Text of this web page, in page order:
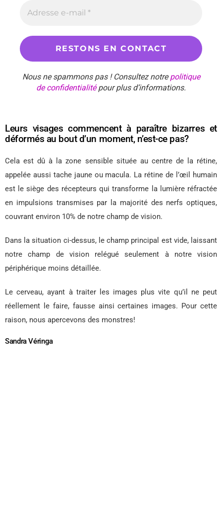
Nous ne spammons pas ! Consultez notrepolitique
de confidentialitépour plus d’informations.
Leurs visages commencent à paraître bizarres et
déformés au bout d’un moment, n’est-ce pas?
Cela est dû à la zone sensible située au centre de la rétine,
appelée aussi tache jaune ou macula. La rétine de l’œil humain
est le siège des récepteurs qui transforme la lumière réfractée
en impulsions transmises par la majorité des nerfs optiques,
couvrant environ 10% de notre champ de vision.
Dans la situation ci-dessus, le champ principal est vide, laissant
notre champ de vision relégué seulement à notre vision
périphérique moins détaillée.
Le cerveau, ayant à traiter les images plus vite qu’il ne peut
réellement le faire, fausse ainsi certaines images. Pour cette
raison, nous apercevons des monstres!
Sandra Véringa